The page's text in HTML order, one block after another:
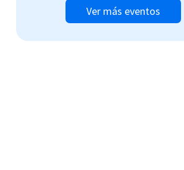
Ver más eventos